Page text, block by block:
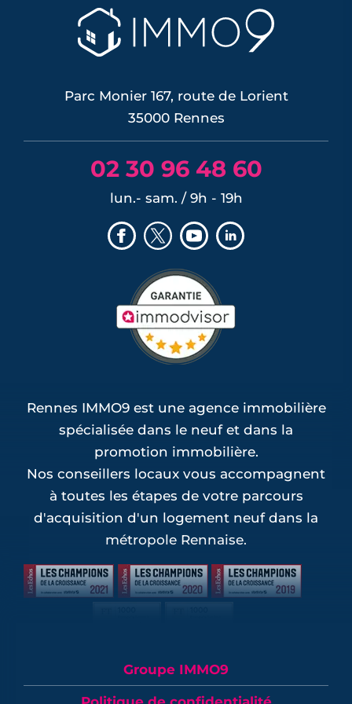
pas à tout le monde de la même façon :
elle récompense l'emplacement, la
desserte par le métro et la performance
énergétique, et...
Parc Monier 167, route de Lorient
35000 Rennes
02 30 96 48 60
lun.- sam. / 9h - 19h
Rennes IMMO9 est une agence immobilière
spécialisée dans le neuf et dans la
promotion immobilière.
Nos conseillers locaux vous accompagnent
à toutes les étapes de votre parcours
d'acquisition d'un logement neuf dans la
métropole Rennaise.
Groupe IMMO9